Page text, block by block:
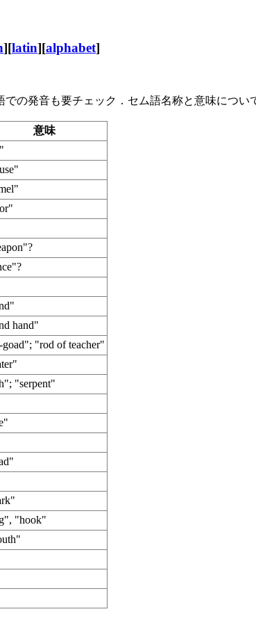
][latin][alphabet]
の発音も要チェック．セム語名称と意味につい
意味
hand"
"rod of teacher"
"serpent"
"hook"